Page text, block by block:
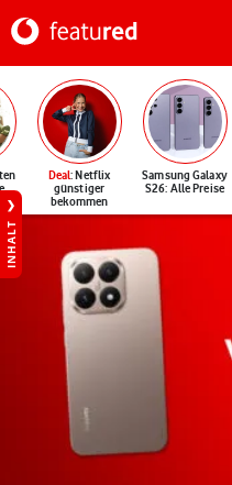
Deal: Netflix
günstiger
bekommen
Samsung Galaxy
S26: Alle Preise
INHALT